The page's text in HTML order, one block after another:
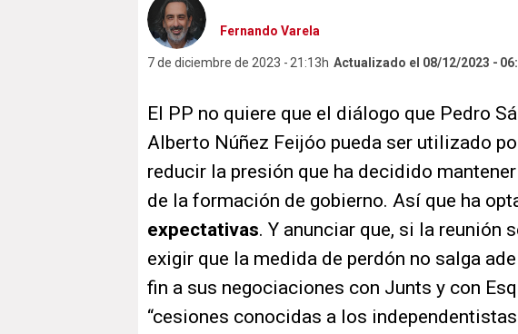
Fernando Varela
7 de diciembre de 2023 21:13h Actualizado el 08/12/2023
El PP no quiere que el diálogo que Pedro
Alberto Núñez Feijóo pueda ser utilizado
reducir la presión que ha decidido
de la formación de gobierno. Así que ha
expectativas. Y anunciar que, si la reunión
exigir que la medida de perdón no salga
fin a sus negociaciones con Junts y con
“cesiones conocidas a los